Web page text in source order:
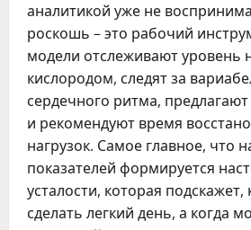
аналитикой уже не
роскошь – это рабочий
модели отслеживают уровень
кислородом, следят за
сердечного ритма,
и рекомендуют время
нагрузок. Самое главное, что
показателей формируется
усталости, которая подскажет,
сделать легкий день, а когда